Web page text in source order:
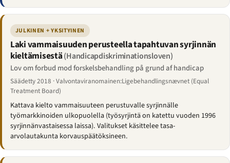
JULKINEN + YKSITYINEN
Laki vammaisuuden perusteella tapahtuvan syrjinnän
kieltämisestä(Handicapdiskriminationsloven)
Lov om forbud mod forskelsbehandling på grund af handicap
Säädetty 2018 · Valvontaviranomainen:Ligebehandlingsnævnet (Equal
Treatment Board)
Kattava kielto vammaisuuteen perustuvalle syrjinnälle
työmarkkinoiden ulkopuolella (työsyrjintä on katettu vuoden 1996
syrjinnänvastaisessa laissa). Valitukset käsittelee tasa-
arvolautakunta korvauspäätöksineen.